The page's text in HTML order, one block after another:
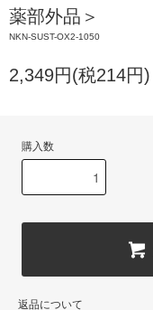
薬部外品＞
NKN-SUST-OX2-1050
2,349円(税214円)
購入数
返品について